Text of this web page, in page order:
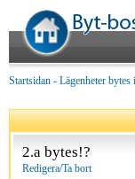
Startsidan - Lägenheter
2.a bytes!?
Redigera/Ta bort